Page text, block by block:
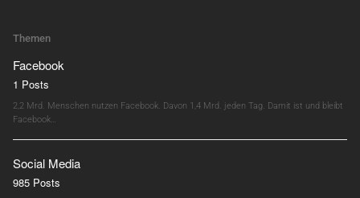
Themen
Facebook
1 Posts
2,2 Mrd. Menschen nutzen Facebook. Davon 1,4 Mrd. jeden Tag. Damit ist und bleibt
Facebook…
Social Media
985 Posts